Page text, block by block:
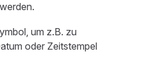
um z.B. zu
oder Zeitstempel